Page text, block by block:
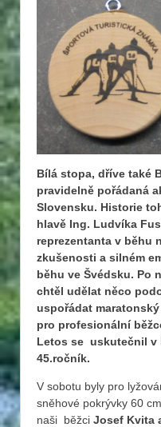
Bílá stopa, dříve také
pravidelně pořádaná
Slovensku. Historie
hlavě Ing. Ludvíka
reprezentanta v běhu
zkušenosti a silném
běhu ve Švédsku. Po
chtěl udělat něco
uspořádat
pro profesionální
Letos se uskutečnil v
45.ročník.
V sobotu byly pro
sněhové pokrývky 60
naši běžci Josef Kvita